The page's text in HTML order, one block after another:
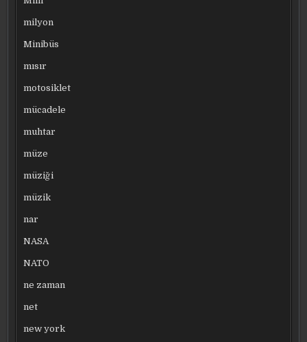
milyon
Minibüs
mısır
motosiklet
mücadele
muhtar
müze
müziği
müzik
nar
NASA
NATO
ne zaman
net
new york